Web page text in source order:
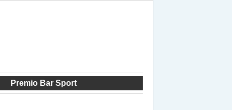
Premio Bar Sport